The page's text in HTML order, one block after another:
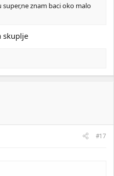
super,ne znam baci oko malo
skuplje
#17